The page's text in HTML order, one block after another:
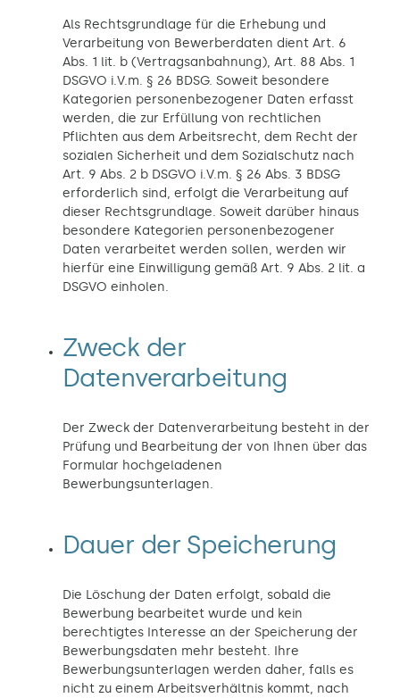
Als Rechtsgrundlage für die Erhebung und
Verarbeitung von Bewerberdaten dient Art. 6
Abs. 1 lit. b (Vertragsanbahnung), Art. 88 Abs. 1
DSGVO i.V.m. § 26 BDSG. Soweit besondere
Kategorien personenbezogener Daten erfasst
werden, die zur Erfüllung von rechtlichen
Pflichten aus dem Arbeitsrecht, dem Recht der
sozialen Sicherheit und dem Sozialschutz nach
Art. 9 Abs. 2 b DSGVO i.V.m. § 26 Abs. 3 BDSG
erforderlich sind, erfolgt die Verarbeitung auf
dieser Rechtsgrundlage. Soweit darüber hinaus
besondere Kategorien personenbezogener
Daten verarbeitet werden sollen, werden wir
hierfür eine Einwilligung gemäß Art. 9 Abs. 2 lit. a
DSGVO einholen.
Zweck der
Datenverarbeitung
Der Zweck der Datenverarbeitung besteht in der
Prüfung und Bearbeitung der von Ihnen über das
Formular hochgeladenen
Bewerbungsunterlagen.
Dauer der Speicherung
Die Löschung der Daten erfolgt, sobald die
Bewerbung bearbeitet wurde und kein
berechtigtes Interesse an der Speicherung der
Bewerbungsdaten mehr besteht. Ihre
Bewerbungsunterlagen werden daher, falls es
nicht zu einem Arbeitsverhältnis kommt, nach